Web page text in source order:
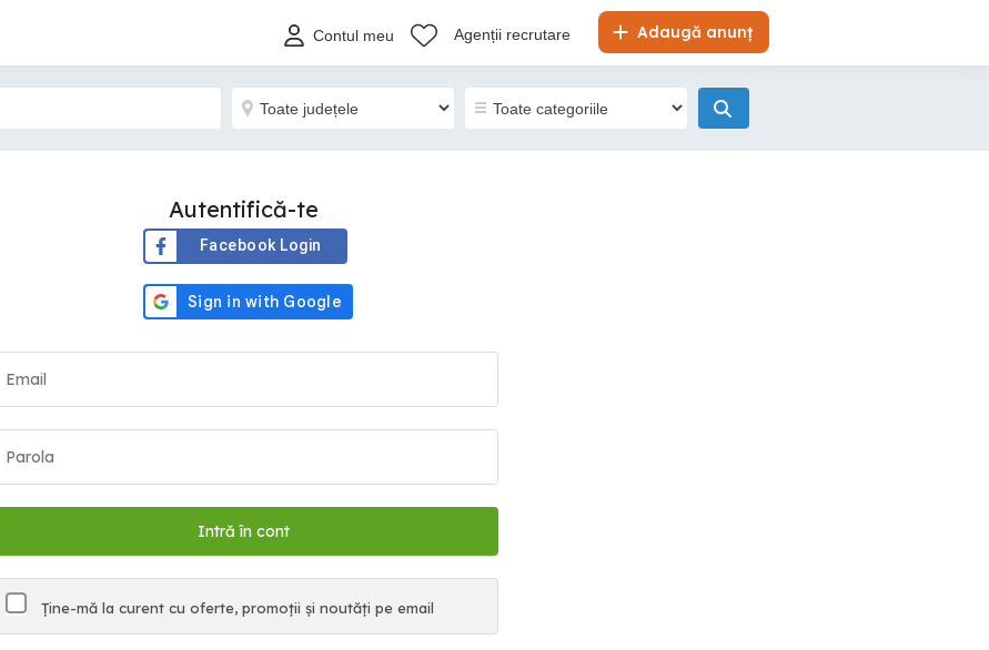
Adaugă anunț
Contul meu Agenții recrutare
Autentifică-te
Facebook Login
Ține-mă la curent cu oferte, promoții și noutăți pe email